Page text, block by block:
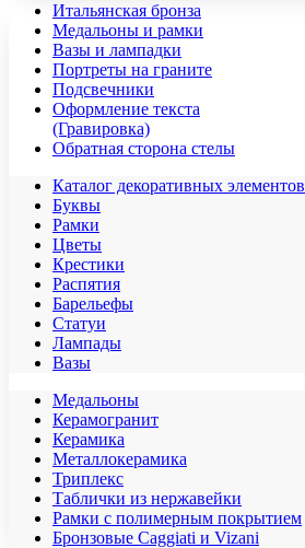
Итальянская бронза
Медальоны и рамки
Вазы и лампадки
Портреты на граните
Подсвечники
Оформление текста
(Гравировка)
Обратная сторона стелы
Каталог декоративных элементов
Буквы
Рамки
Цветы
Крестики
Распятия
Барельефы
Статуи
Лампады
Вазы
Медальоны
Керамогранит
Керамика
Металлокерамика
Триплекс
Таблички из нержавейки
Рамки с полимерным покрытием
Бронзовые Caggiati и Vizani